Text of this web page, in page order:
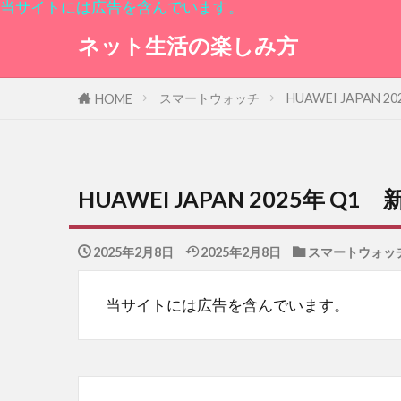
当サイトには広告を含んでいます。
ネット生活の楽しみ方
HOME スマートウォッチ HUAWEI JAPAN
HUAWEI JAPAN 2025年 Q1
2025年2月8日 2025年2月8日 スマートウォッ
当サイトには広告を含んでいます。